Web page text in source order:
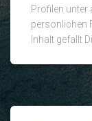
Profilen unter
personlichen
Inhalt gefallt